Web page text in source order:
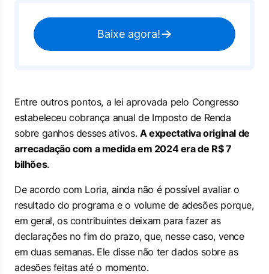
Baixe agora!
Entre outros pontos, a lei aprovada pelo Congresso
estabeleceu cobrança anual de Imposto de Renda
sobre ganhos desses ativos. A expectativa original de
arrecadação com a medida em 2024 era de R$ 7
bilhões.
De acordo com Loria, ainda não é possível avaliar o
resultado do programa e o volume de adesões porque,
em geral, os contribuintes deixam para fazer as
declarações no fim do prazo, que, nesse caso, vence
em duas semanas. Ele disse não ter dados sobre as
adesões feitas até o momento.